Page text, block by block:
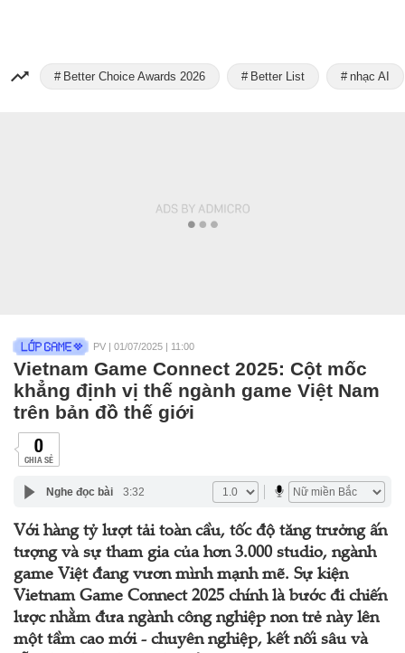
Better Choice Awards 2026 Better List nhạc AI
PV | 01/07/2025 | 11:00
Vietnam Game Connect 2025: Cột mốc
khẳng định vị thế ngành game Việt Nam
trên bản đồ thế giới
0
CHIA SẺ
Nghe đọc bài 3:32
Với hàng tỷ lượt tải toàn cầu, tốc độ tăng trưởng ấn
tượng và sự tham gia của hơn 3.000 studio, ngành
game Việt đang vươn mình mạnh mẽ. Sự kiện
Vietnam Game Connect 2025 chính là bước đi chiến
lược nhằm đưa ngành công nghiệp non trẻ này lên
một tầm cao mới - chuyên nghiệp, kết nối sâu và